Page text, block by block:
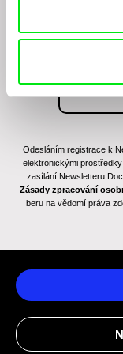
Odesláním registrace k
elektronickými
zasílání Newsletteru
Zásady zpracování
beru na vědomí práva